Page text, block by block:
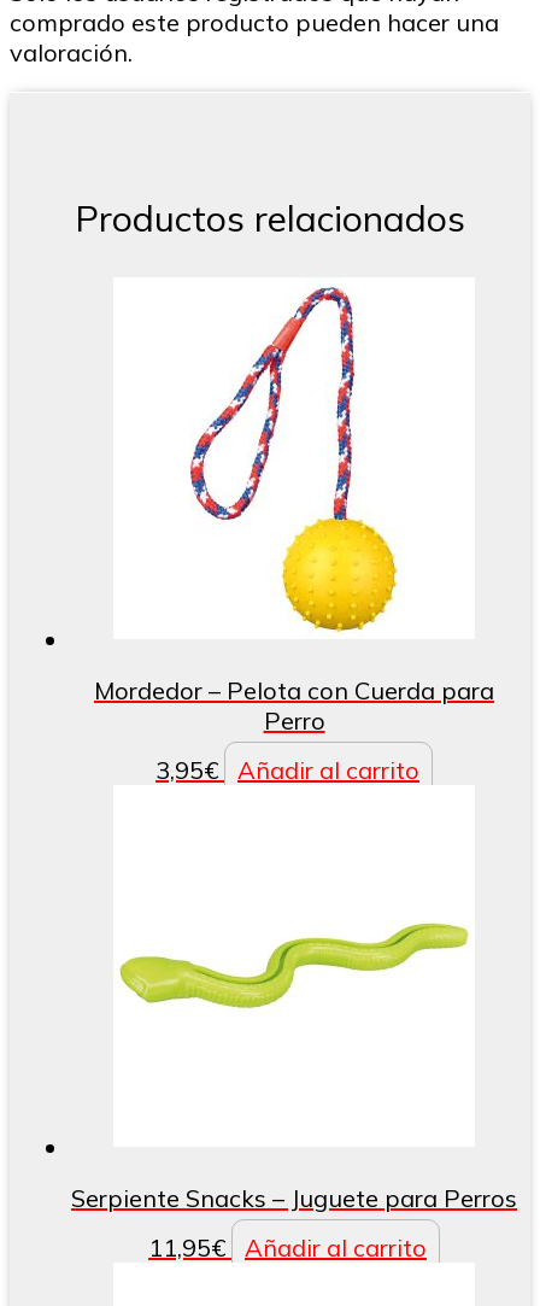
comprado este producto pueden hacer una
valoración.
Productos relacionados
Mordedor – Pelota con Cuerda para
Perro
3,95€ Añadir al carrito
Serpiente Snacks – Juguete para Perros
11,95€ Añadir al carrito